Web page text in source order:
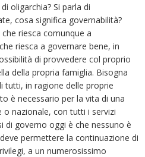
oligarchia? Si parla di
cosa significa governabilità?
riesca comunque a
riesca a governare bene, in
di provvedere col proprio
della propria famiglia. Bisogna
tutti, in ragione delle proprie
è necessario per la vita di una
nazionale, con tutti i servizi
di governo oggi è che nessuno è
permettere la continuazione di
a un numerosissimo